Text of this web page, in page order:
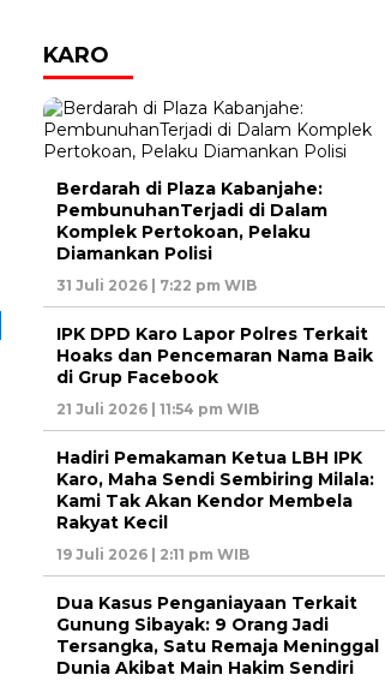
KARO
Berdarah di Plaza Kabanjahe:
PembunuhanTerjadi di Dalam
Komplek Pertokoan, Pelaku
Diamankan Polisi
31 Juli 2026 | 7:22 pm WIB
IPK DPD Karo Lapor Polres Terkait
Hoaks dan Pencemaran Nama Baik
di Grup Facebook
21 Juli 2026 | 11:54 pm WIB
Hadiri Pemakaman Ketua LBH IPK
Karo, Maha Sendi Sembiring Milala:
Kami Tak Akan Kendor Membela
Rakyat Kecil
19 Juli 2026 | 2:11 pm WIB
Dua Kasus Penganiayaan Terkait
Gunung Sibayak: 9 Orang Jadi
Tersangka, Satu Remaja Meninggal
Dunia Akibat Main Hakim Sendiri